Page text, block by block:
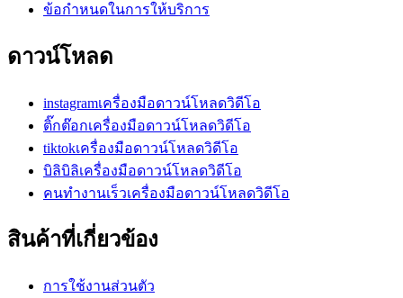
ข้อกำหนดในการให้บริการ
ดาวน์โหลด
instagramเครื่องมือดาวน์โหลดวิดีโอ
ติ๊กต๊อกเครื่องมือดาวน์โหลดวิดีโอ
tiktokเครื่องมือดาวน์โหลดวิดีโอ
บิลิบิลิเครื่องมือดาวน์โหลดวิดีโอ
คนทำงานเร็วเครื่องมือดาวน์โหลดวิดีโอ
สินค้าที่เกี่ยวข้อง
การใช้งานส่วนตัว